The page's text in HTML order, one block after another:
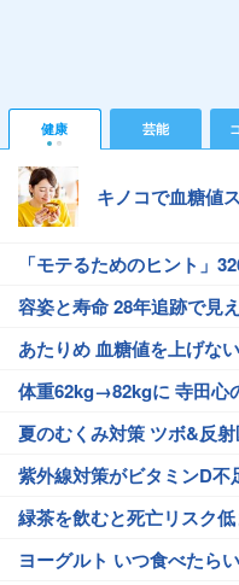
健康 芸能
キノコで血糖値
「モテるためのヒント」
容姿と寿命 28年追跡で見
あたりめ 血糖値を上げな
体重62kg→82kgに 寺田心
夏のむくみ対策 ツボ&反
紫外線対策がビタミンD不
緑茶を飲むと死亡リスク
ヨーグルト いつ食べたら